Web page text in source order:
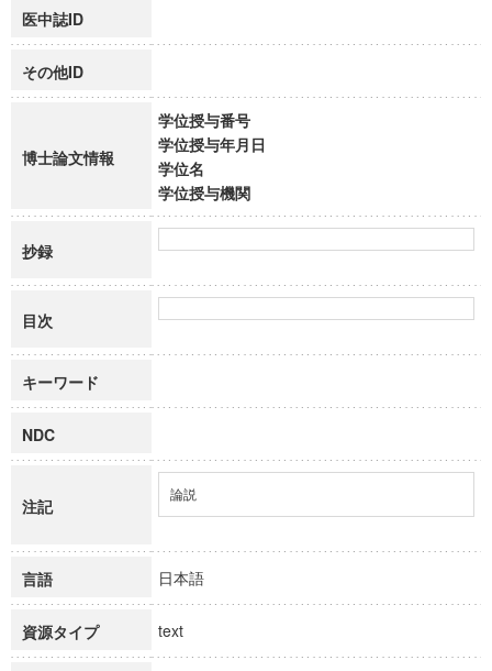
医中誌ID
その他ID
博士論文情報
学位授与番号
学位授与年月日
学位名
学位授与機関
抄録
目次
キーワード
NDC
注記
論説
言語 日本語
資源タイプ text